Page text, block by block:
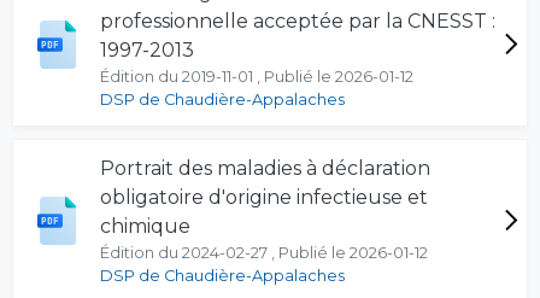
professionnelle acceptée par la CNESST :
1997-2013
Édition du 2019-11-01 , Publié le 2026-01-12
DSP de Chaudière-Appalaches
Portrait des maladies à déclaration
obligatoire d'origine infectieuse et
chimique
Édition du 2024-02-27 , Publié le 2026-01-12
DSP de Chaudière-Appalaches